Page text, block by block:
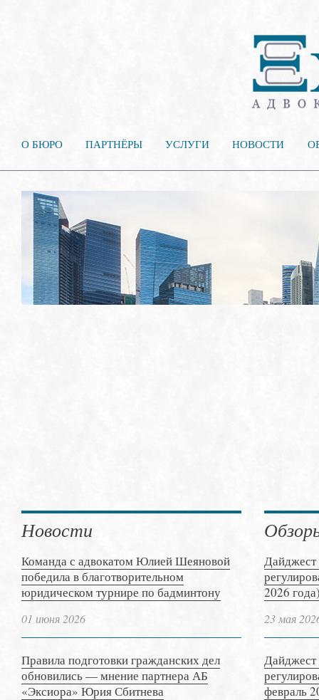
О БЮРО ПАРТНЁРЫ УСЛУГИ НОВОСТИ
Новости
Команда с адвокатом Юлией Шеяновой
победила в благотворительном
юридическом турнире по бадминтону
01 июня 2026
Правила подготовки гражданских дел
обновились — мнение партнера АБ
«Эксиора» Юрия Сбитнева
Дайджест
2026
23 мая
Дайджест
февраль